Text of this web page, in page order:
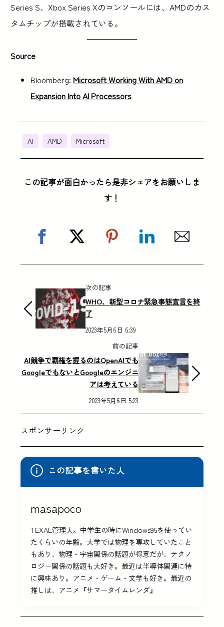
Series S、Xbox Series Xのコンソールには、AMDのカス
タムチップが搭載されている。
Source
Bloomberg: Microsoft Working With AMD on
Expansion Into AI Processors
AI AMD Microsoft
この記事が面白かったら是非シェアをお願いしま
す！
次の記事
WHO、新型コロナ緊急事態宣言を終
了
2023年5月6日 6:39
前の記事
AI競争で覇権を握るのはOpenAIでも
GoogleでもないとGoogleのエンジニ
アは考えている
2023年5月6日 5:23
スポンサーリンク
この記事を書いた人
masapoco
TEXAL管理人。中学生の時にWindows95を使ってい
たくらいの年齢。大学では物理を専攻していたこと
もあり、物理・宇宙関係の話題が得意だが、テクノ
ロジー関係の話題も大好き。最近は半導体関連に特
に興味あり。アニメ・ゲーム・文学も好き。最近の
推しは、アニメ『サマータイムレンダ』